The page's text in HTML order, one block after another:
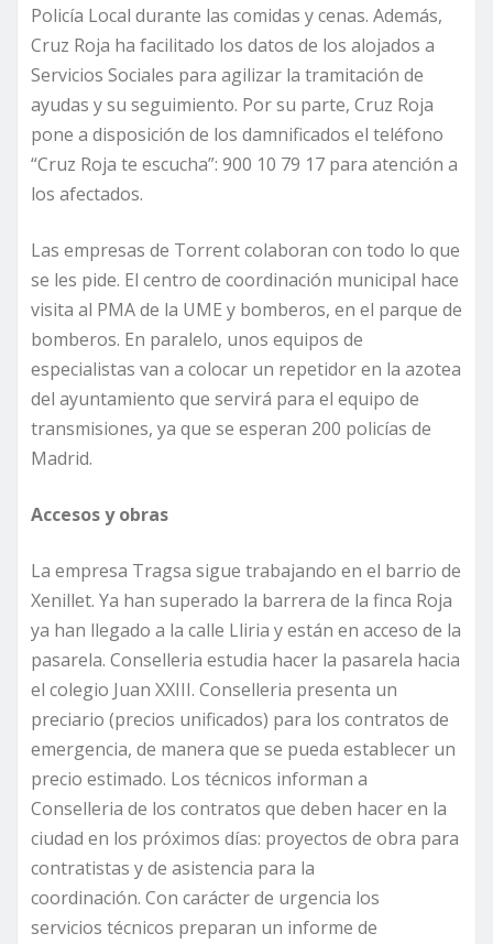
Policía Local durante las comidas y cenas. Además,
Cruz Roja ha facilitado los datos de los alojados a
Servicios Sociales para agilizar la tramitación de
ayudas y su seguimiento. Por su parte, Cruz Roja
pone a disposición de los damnificados el teléfono
“Cruz Roja te escucha”: 900 10 79 17 para atención a
los afectados.
Las empresas de Torrent colaboran con todo lo que
se les pide. El centro de coordinación municipal hace
visita al PMA de la UME y bomberos, en el parque de
bomberos. En paralelo, unos equipos de
especialistas van a colocar un repetidor en la azotea
del ayuntamiento que servirá para el equipo de
transmisiones, ya que se esperan 200 policías de
Madrid.
Accesos y obras
La empresa Tragsa sigue trabajando en el barrio de
Xenillet. Ya han superado la barrera de la finca Roja
ya han llegado a la calle Lliria y están en acceso de la
pasarela. Conselleria estudia hacer la pasarela hacia
el colegio Juan XXIII. Conselleria presenta un
preciario (precios unificados) para los contratos de
emergencia, de manera que se pueda establecer un
precio estimado. Los técnicos informan a
Conselleria de los contratos que deben hacer en la
ciudad en los próximos días: proyectos de obra para
contratistas y de asistencia para la
coordinación. Con carácter de urgencia los
servicios técnicos preparan un informe de